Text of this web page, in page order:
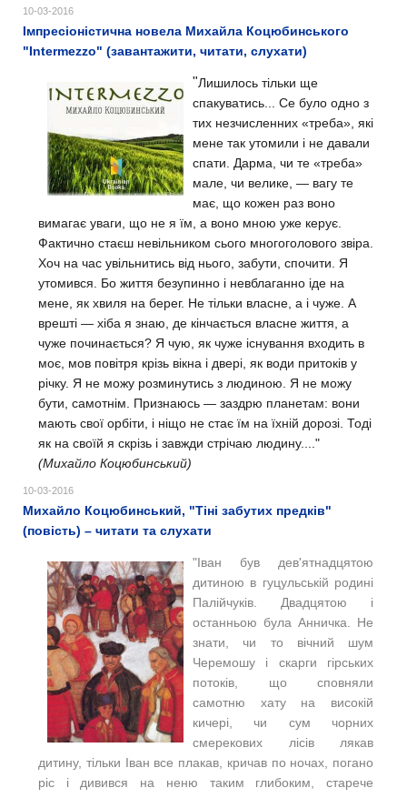
10-03-2016
Імпресіоністична новела Михайла Коцюбинського
"Intermezzo" (завантажити, читати, слухати)
"Лишилось тільки ще
спакуватись... Се було одно з
тих незчисленних «треба», які
мене так утомили і не давали
спати. Дарма, чи те «треба»
мале, чи велике, — вагу те
має, що кожен раз воно
вимагає уваги, що не я їм, а воно мною уже керує.
Фактично стаєш невільником сього многоголового звіра.
Хоч на час увільнитись від нього, забути, спочити. Я
утомився. Бо життя безупинно і невблаганно іде на
мене, як хвиля на берег. Не тільки власне, а і чуже. А
врешті — хіба я знаю, де кінчається власне життя, а
чуже починається? Я чую, як чуже існування входить в
моє, мов повітря крізь вікна і двері, як води притоків у
річку. Я не можу розминутись з людиною. Я не можу
бути, самотнім. Признаюсь — заздрю планетам: вони
мають свої орбіти, і ніщо не стає їм на їхній дорозі. Тоді
як на своїй я скрізь і завжди стрічаю людину...."
(Михайло Коцюбинський)
10-03-2016
Михайло Коцюбинський, "Тіні забутих предків"
(повість) – читати та слухати
"Іван був дев'ятнадцятою
дитиною в гуцульській родині
Палійчуків. Двадцятою і
останньою була Анничка. Не
знати, чи то вічний шум
Черемошу і скарги гірських
потоків, що сповняли
самотню хату на високій
кичері, чи сум чорних
смерекових лісів лякав
дитину, тільки Іван все плакав, кричав по ночах, погано
ріс і дивився на неню таким глибоким, старече